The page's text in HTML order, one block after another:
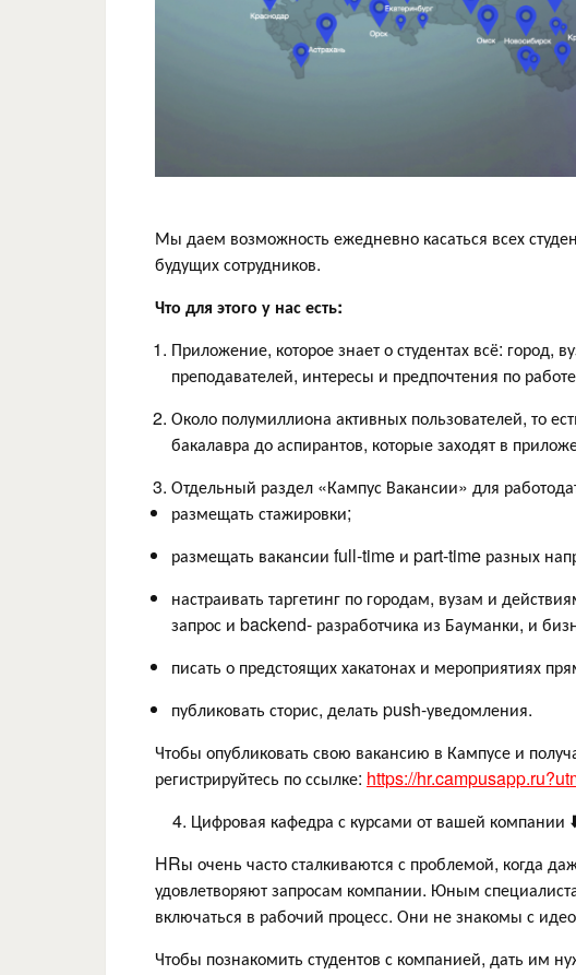
Мы даем возможность ежедневно касаться всех
будущих сотрудников.
Что для этого у нас есть:
Приложение, которое знает о студентах всё: город,
преподавателей, интересы и предпочтения по
Около полумиллиона активных пользователей, то
бакалавра до аспирантов, которые заходят в
Отдельный раздел «Кампус Вакансии» для
размещать стажировки;
размещать вакансии full-time и part-time разных
настраивать таргетинг по городам, вузам и
запрос и backend- разработчика из Бауманки, и
писать о предстоящих хакатонах и мероприятиях
публиковать сторис, делать push-уведомления.
Чтобы опубликовать свою вакансию в Кампусе и
регистрируйтесь по ссылке: https://
4. Цифровая кафедра с курсами от вашей компании
HRы очень часто сталкиваются с проблемой, когда
удовлетворяют запросам компании. Юным
включаться в рабочий процесс. Они не знакомы с
Чтобы познакомить студентов с компанией, дать им